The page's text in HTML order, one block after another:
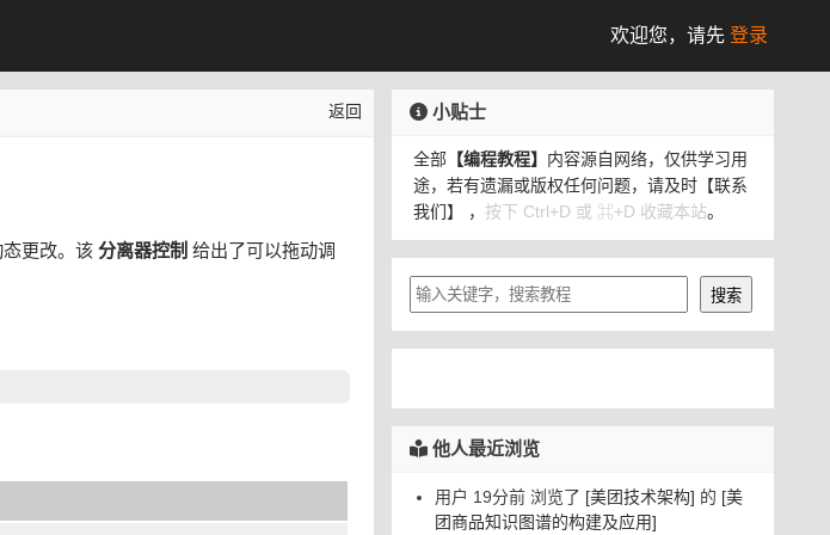
欢迎您， 请先 登录
返回
更改。该 分离器控制 给出了可以拖动调
小贴士
全部 【编程教程】 内容源自网络，仅供学习用
途，若有遗漏或版权任何问题，请及时 【联系
我们】
， 按下 Ctrl+D 或 ⌘+D 收藏本站。
他人最近浏览
用户 19分前 浏览了 [美团技术架构] 的 [美
团商品知识图谱的构建及应用]